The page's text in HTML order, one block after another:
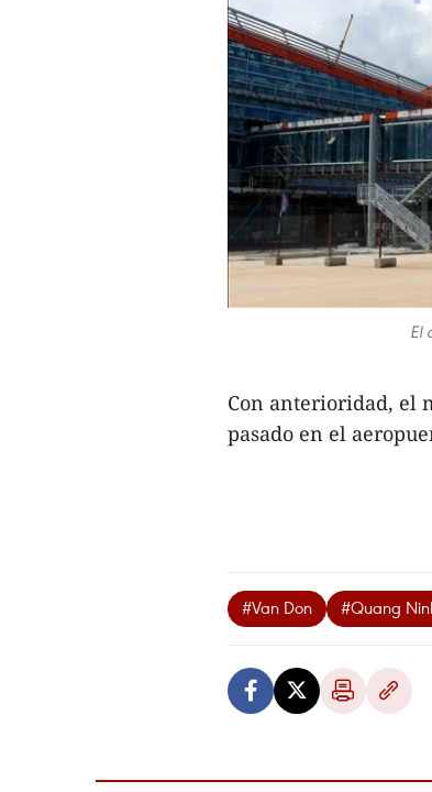
El
Con anterioridad, el
pasado en el
#Van Don #Quang